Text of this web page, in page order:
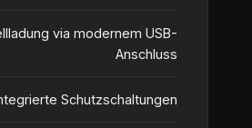
via modernem USB-
Anschluss
Schutzschaltungen